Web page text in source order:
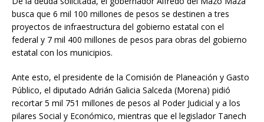
busca que 6 mil 100 millones de pesos se destinen a tres
proyectos de infraestructura del gobierno estatal con el
federal y 7 mil 400 millones de pesos para obras del gobierno
estatal con los municipios.
Ante esto, el presidente de la Comisión de Planeación y Gasto
Público, el diputado Adrián Galicia Salceda (Morena) pidió
recortar 5 mil 751 millones de pesos al Poder Judicial y a los
pilares Social y Económico, mientras que el legislador Tanech